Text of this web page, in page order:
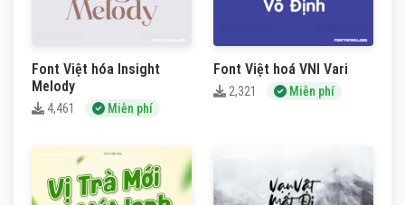
Font Việt hóa Insight
Melody
4,461 Miễn phí
Font Việt hoá VNI Vari
2,321 Miễn phí